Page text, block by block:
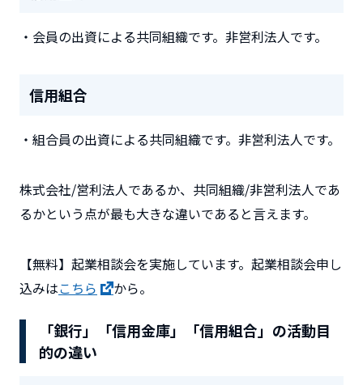
・会員の出資による共同組織です。非営利法人です。
信用組合
・組合員の出資による共同組織です。非営利法人です。
株式会社/営利法人であるか、共同組織/非営利法人であ
るかという点が最も大きな違いであると言えます。
【無料】起業相談会を実施しています。起業相談会申し
込みはこちら から。
「銀行」「信用金庫」「信用組合」の活動目
的の違い